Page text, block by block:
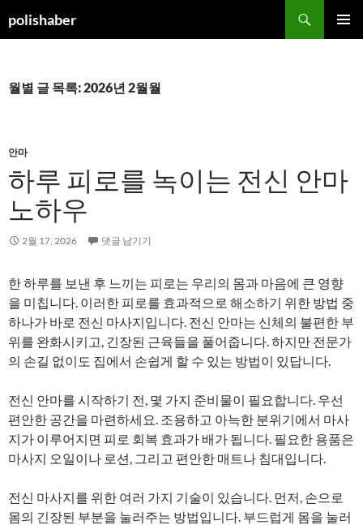
텐
건
기
polishaber
색
월별 글 목록: 2026년 2월월
안마
하루 피로를 녹이는 전신 안마
노하우
2월 17, 2026 댓글 남기기
한 하루를 보낸 후 느끼는 피로는 우리의 몸과 마음에 큰 영향
을 미칩니다. 이러한 피로를 효과적으로 해소하기 위한 방법 중
하나가 바로 전신 마사지입니다. 전신 안마는 신체의 불편한 부
위를 완화시키고, 긴장된 근육들을 풀어줍니다. 하지만 전문가
의 손길 없이도 집에서 손쉽게 할 수 있는 방법이 있답니다.
전신 안마를 시작하기 전, 몇 가지 준비물이 필요합니다. 우선
편안한 공간을 마련하세요. 조용하고 아늑한 분위기에서 마사
지가 이루어지면 피로 회복 효과가 배가 됩니다. 필요한 용품은
마사지 오일이나 로션, 그리고 편안한 매트나 침대입니다.
전신 마사지를 위한 여러 가지 기술이 있습니다. 먼저, 손으로
몸의 긴장된 부분을 눌러주는 방법입니다. 부드럽게 몸을 눌러